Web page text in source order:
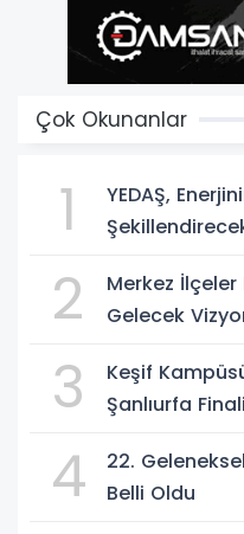
Çok Okunanlar
1
YEDAŞ,
2
Merkez
Gelecek
3
Keşif
Şanlıurfa
4
22.
Belli Oldu